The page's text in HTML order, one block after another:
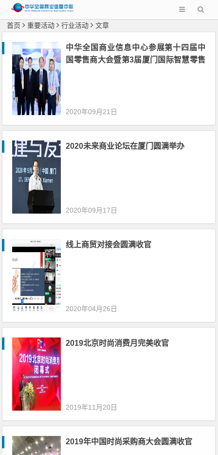
首页 重要活动 行业活动 文章
中华全国商业信息中心参展第十四届中
国零售商大会暨第3届厦门国际智慧零售
2020年09月21日
2020未来商业论坛在厦门圆满举办
2020年09月17日
线上商贸对接会圆满收官
2020年04月26日
2019北京时尚消费月完美收官
2019年11月20日
2019年中国时尚采购商大会圆满收官